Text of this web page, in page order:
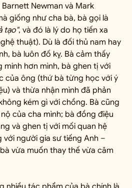
Newman và Mark
giống như cha bà, bà gọi là
tạo", và đó là lý do họ tiến xa
thuật). Dù là đối thủ nam hay
bà luôn đố kỵ. Bà cảm thấy
hơn mình, bà ghen tị với
của ông (thứ bà từng học với ý
và thừa nhận mình đã phản
kém gì với chồng. Bà cũng
của cha mình; bà đồng điệu
và ghen tị với mối quan hệ
với người gia sư tiếng Anh –
vừa muốn thay thế vừa căm